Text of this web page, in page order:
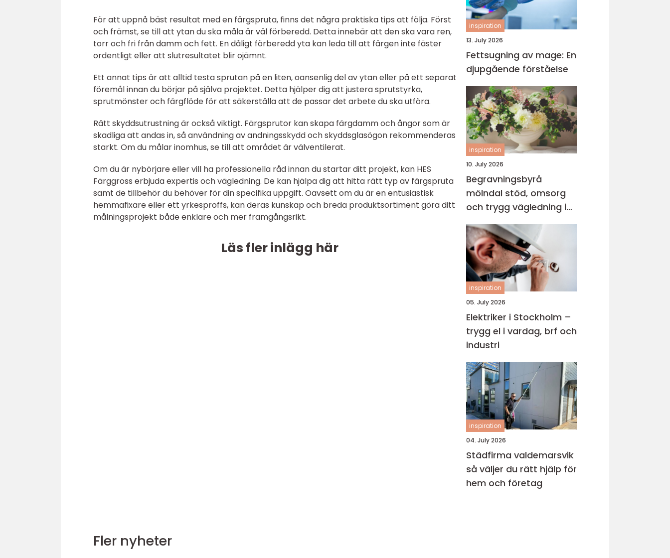
För att uppnå bäst resultat med en färgspruta, finns det några praktiska tips att följa. Först
och främst, se till att ytan du ska måla är väl förberedd. Detta innebär att den ska vara ren,
torr och fri från damm och fett. En dåligt förberedd yta kan leda till att färgen inte fäster
ordentligt eller att slutresultatet blir ojämnt.
Ett annat tips är att alltid testa sprutan på en liten, oansenlig del av ytan eller på ett separat
föremål innan du börjar på själva projektet. Detta hjälper dig att justera sprutstyrka,
sprutmönster och färgflöde för att säkerställa att de passar det arbete du ska utföra.
Rätt skyddsutrustning är också viktigt. Färgsprutor kan skapa färgdamm och ångor som är
skadliga att andas in, så användning av andningsskydd och skyddsglasögon rekommenderas
starkt. Om du målar inomhus, se till att området är välventilerat.
Om du är nybörjare eller vill ha professionella råd innan du startar ditt projekt, kan HES
Färggross erbjuda expertis och vägledning. De kan hjälpa dig att hitta rätt typ av färgspruta
samt de tillbehör du behöver för din specifika uppgift. Oavsett om du är en entusiastisk
hemmafixare eller ett yrkesproffs, kan deras kunskap och breda produktsortiment göra ditt
målningsprojekt både enklare och mer framgångsrikt.
Läs fler inlägg här
inspiration
13. July 2026
Fettsugning av mage: En
djupgående förståelse
inspiration
10. July 2026
Begravningsbyrå
mölndal stöd, omsorg
och trygg vägledning i
en svår tid
inspiration
05. July 2026
Elektriker i Stockholm –
trygg el i vardag, brf och
industri
inspiration
04. July 2026
Städfirma valdemarsvik
så väljer du rätt hjälp för
hem och företag
Fler nyheter